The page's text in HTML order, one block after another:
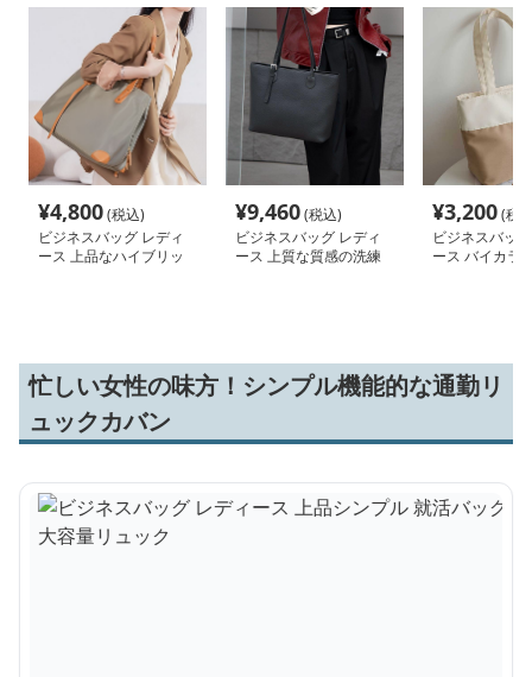
¥4,800(税込)
ビジネスバッグ レディ
ース 上品なハイブリッ
¥9,460(税込)
ビジネスバッグ レディ
ース 上質な質感の洗練
¥3,200(税
ビジネスバッ
ース バイカラ
忙しい女性の味方！シンプル機能的な通勤リ
ュックカバン